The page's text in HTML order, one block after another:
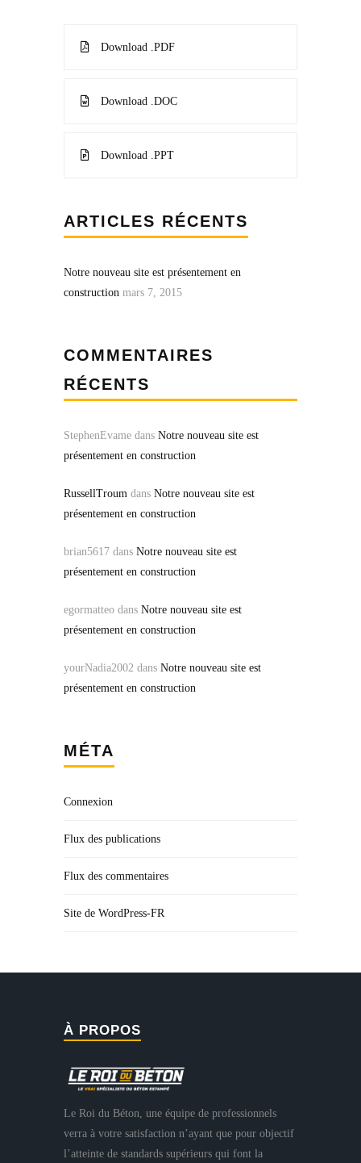
Download .PDF
Download .DOC
Download .PPT
ARTICLES RÉCENTS
Notre nouveau site est présentement en
construction mars 7, 2015
COMMENTAIRES
RÉCENTS
StephenEvame dans Notre nouveau site est
présentement en construction
RussellTroum dans Notre nouveau site est
présentement en construction
brian5617 dans Notre nouveau site est
présentement en construction
egormatteo dans Notre nouveau site est
présentement en construction
yourNadia2002 dans Notre nouveau site est
présentement en construction
MÉTA
Connexion
Flux des publications
Flux des commentaires
Site de WordPress-FR
À PROPOS
Le Roi du Béton, une équipe de professionnels
verra à votre satisfaction n’ayant que pour objectif
l’atteinte de standards supérieurs qui font la